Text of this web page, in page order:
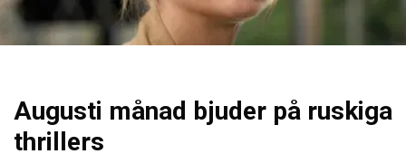
Augusti månad bjuder på ruskiga
thrillers